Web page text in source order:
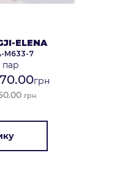
ELENA
M633-7
пар
грн
грн